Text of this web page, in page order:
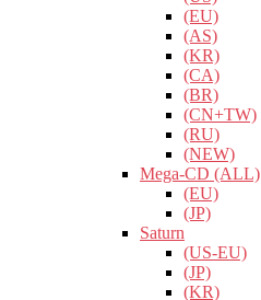
(EU)
(AS)
(KR)
(CA)
(BR)
(CN+TW)
(RU)
(NEW)
Mega-CD (ALL)
(EU)
(JP)
Saturn
(US-EU)
(JP)
(KR)